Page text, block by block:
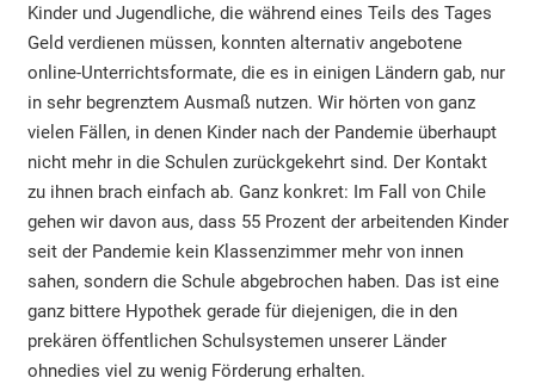
Kinder und Jugendliche, die während eines Teils des Tages
Geld verdienen müssen, konnten alternativ angebotene
online-Unterrichtsformate, die es in einigen Ländern gab, nur
in sehr begrenztem Ausmaß nutzen. Wir hörten von ganz
vielen Fällen, in denen Kinder nach der Pandemie überhaupt
nicht mehr in die Schulen zurückgekehrt sind. Der Kontakt
zu ihnen brach einfach ab. Ganz konkret: Im Fall von Chile
gehen wir davon aus, dass 55 Prozent der arbeitenden Kinder
seit der Pandemie kein Klassenzimmer mehr von innen
sahen, sondern die Schule abgebrochen haben. Das ist eine
ganz bittere Hypothek gerade für diejenigen, die in den
prekären öffentlichen Schulsystemen unserer Länder
ohnedies viel zu wenig Förderung erhalten.